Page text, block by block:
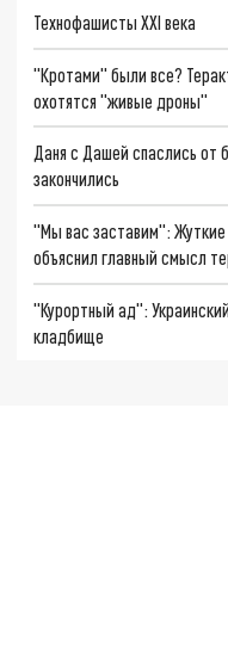
Технофашисты XXI века
"Кротами" были все?
охотятся "живые дроны"
Даня с Дашей спаслись от
закончились
"Мы вас заставим": Жуткие
объяснил главный смысл
"Курортный ад":
кладбище